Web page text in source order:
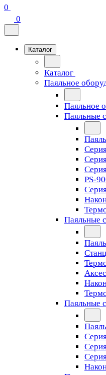
0
0
Каталог
Каталог
Паяльное
Паяльное
Паяльные
PS-
Паяльные
Паяльные